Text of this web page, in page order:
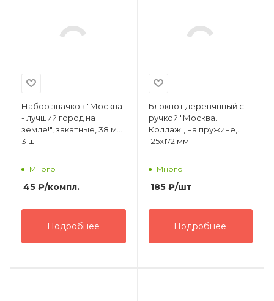
Набор значков "Москва
- лучший город на
земле!", закатные, 38 мм,
3 шт
Много
45 ₽/компл.
Подробнее
Блокнот деревянный с
ручкой "Москва.
Коллаж", на пружине,
125х172 мм
Много
185₽/шт
Подробнее